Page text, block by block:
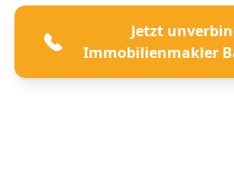
Jetzt
Immobilienmakler